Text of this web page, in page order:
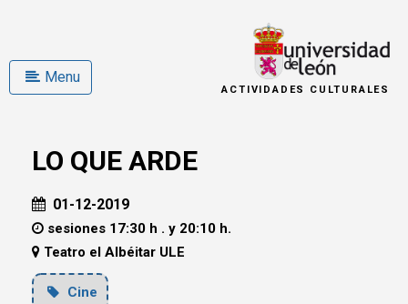
Menu
ACTIVIDADES CULTURALES
LO QUE ARDE
01-12-2019
sesiones 17:30 h . y 20:10 h.
Teatro el Albéitar ULE
Cine